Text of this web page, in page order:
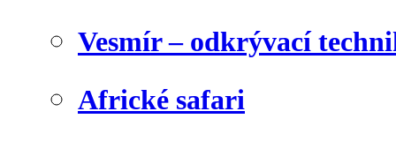
Vesmír – odkrývací
Africké safari